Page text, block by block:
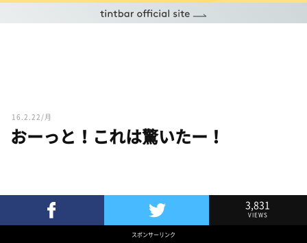
16.2.22/月
おーっと！これは驚いたー！
Twitterでツイート
3,831
VIEWS
スポンサーリンク